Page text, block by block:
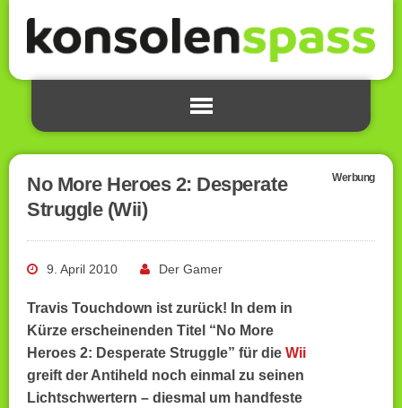
No More Heroes 2: Desperate
Struggle (Wii)
Werbung
9. April 2010 Der Gamer
Travis Touchdown ist zurück! In dem in
Kürze erscheinenden Titel “No More
Heroes 2: Desperate Struggle” für die Wii
greift der Antiheld noch einmal zu seinen
Lichtschwertern – diesmal um handfeste